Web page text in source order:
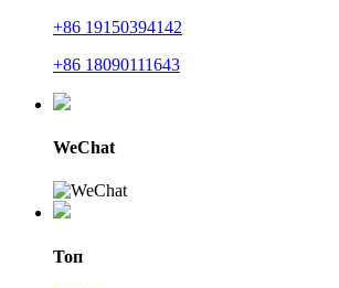
+86 19150394142
+86 18090111643
WeChat
Топ